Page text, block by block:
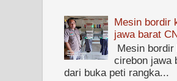
Mesin bordir
jawa barat
Mesin
cirebon jawa
dari buka peti rangka...